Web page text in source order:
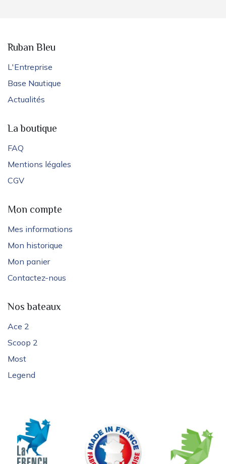
Ruban Bleu
L'Entreprise
Base Nautique
Actualités
La boutique
FAQ
Mentions légales
CGV
Mon compte
Mes informations
Mon historique
Mon panier
Contactez-nous
Nos bateaux
Ace 2
Scoop 2
Most
Legend